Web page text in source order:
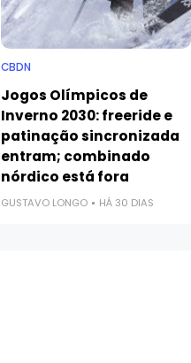
CBDN
Jogos Olímpicos de
Inverno 2030: freeride e
patinação sincronizada
entram; combinado
nórdico está fora
GUSTAVO LONGO HÁ 30 DIAS